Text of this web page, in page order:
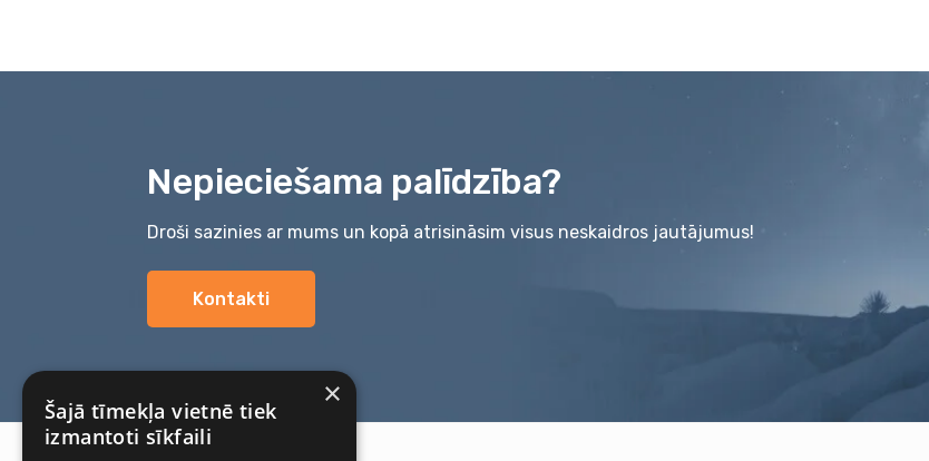
Nepieciešama palīdzība?
Droši sazinies ar mums un kopā atrisināsim visus neskaidros jautājumus!
Kontakti
×
Šajā tīmekļa vietnē tiek
izmantoti sīkfaili